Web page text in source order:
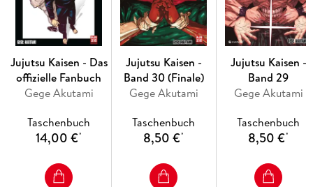
Jujutsu Kaisen - Das
offizielle Fanbuch
Gege Akutami
Taschenbuch
14,00 €*
Jujutsu Kaisen -
Band 30 (Finale)
Gege Akutami
Taschenbuch
8,50 €*
Jujutsu Kaisen -
Band 29
Gege Akutami
Taschenbuch
8,50 €*